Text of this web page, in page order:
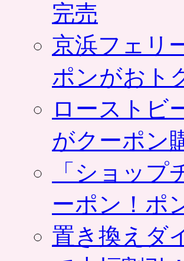
完売
京浜フェリ
ポンがおト
ローストビ
がクーポン
「ショッ
ーポン！ポ
置き換えダ